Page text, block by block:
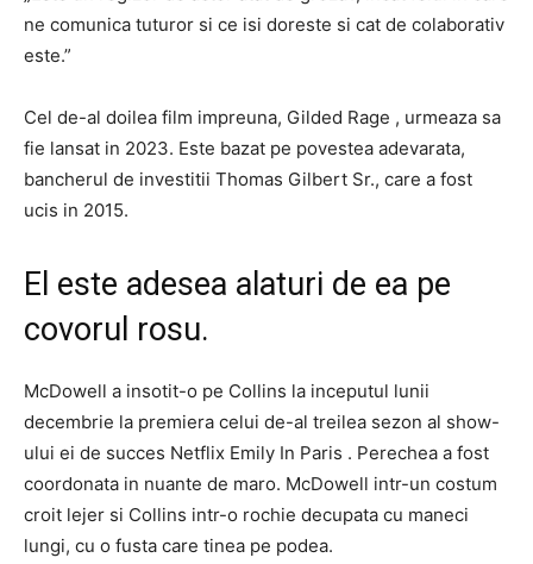
ne comunica tuturor si ce isi doreste si cat de colaborativ
este.”
Cel de-al doilea film impreuna, Gilded Rage , urmeaza sa
fie lansat in 2023. Este bazat pe povestea adevarata,
bancherul de investitii Thomas Gilbert Sr., care a fost
ucis in 2015.
El este adesea alaturi de ea pe
covorul rosu.
McDowell a insotit-o pe Collins la inceputul lunii
decembrie la premiera celui de-al treilea sezon al show-
ului ei de succes Netflix Emily In Paris . Perechea a fost
coordonata in nuante de maro. McDowell intr-un costum
croit lejer si Collins intr-o rochie decupata cu maneci
lungi, cu o fusta care tinea pe podea.